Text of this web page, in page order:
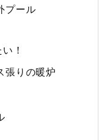
プール
！
張りの暖炉